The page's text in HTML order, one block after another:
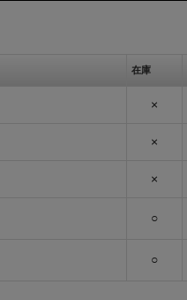
在庫
×
×
×
○
○